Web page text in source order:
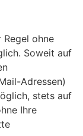
ohne
Soweit auf
Adressen)
stets auf
Ihre